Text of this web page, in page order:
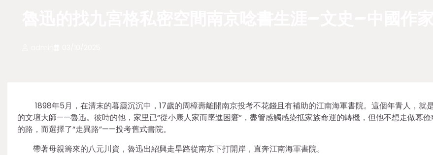
1898年5月，在清末的暮靄沉沉中，17歲的周樟壽離開南京投考不花錢且有補助的江南海軍書院。這個年青人，就
的文壇大師——魯迅。彼時的他，家里已“從小康人家而墜進困窘”，盡管感觸感染抵家族命運的轉機，但他不想走做幕僚
的路，而選擇了“走異路”——投考舊式書院。
帶著母親籌來的八元川資，魯迅出紹興走旱路從南京下打開岸，直奔江南海軍書院。